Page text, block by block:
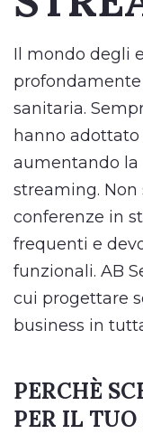
Il mondo degli
sanitaria.
hanno
aumentando la
streaming. Non
conferenze in
frequenti e
funzionali. AB
cui progettare
business in
PERCHÈ
PER IL